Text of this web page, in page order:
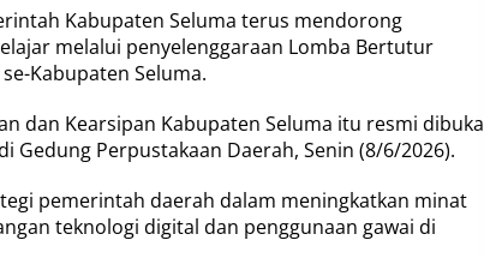
Kabupaten Seluma terus mendorong
melalui penyelenggaraan Lomba Bertutur
Kabupaten Seluma.
dan Kearsipan Kabupaten Seluma itu resmi dibuka
Gedung Perpustakaan Daerah, Senin (8/6/2026).
pemerintah daerah dalam meningkatkan minat
teknologi digital dan penggunaan gawai di